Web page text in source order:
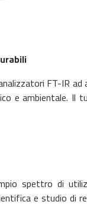
FT-IR
e ambientale.
spettro di
e studio di